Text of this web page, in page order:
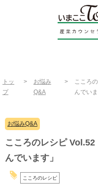
トッ
プ
>
お悩み
Q&A
>
こころ
んでいま
お悩みQ&A
こころのレシピ
んでいます」
こころのレシピ